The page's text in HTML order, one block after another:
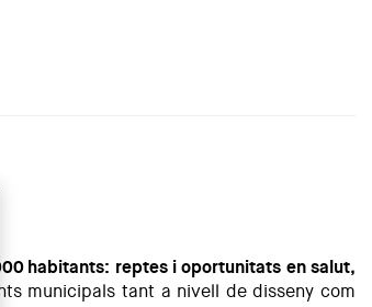
habitants: reptes i oportunitats en salut,
municipals tant a nivell de disseny com